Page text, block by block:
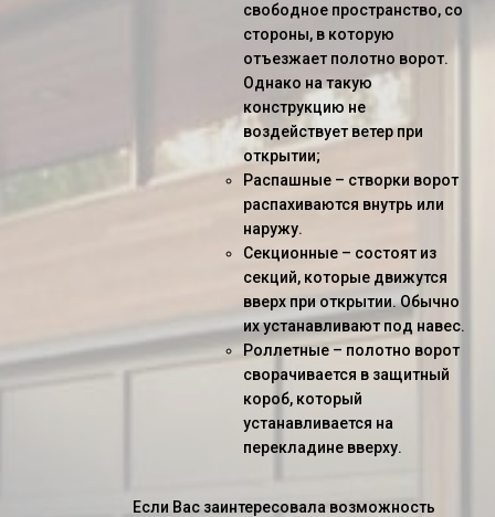
свободное пространство, со
стороны, в которую
отъезжает полотно ворот.
Однако на такую
конструкцию не
воздействует ветер при
открытии;
Распашные – створки ворот
распахиваются внутрь или
наружу.
Секционные – состоят из
секций, которые движутся
вверх при открытии. Обычно
их устанавливают под навес.
Роллетные – полотно ворот
сворачивается в защитный
короб, который
устанавливается на
перекладине вверху.
Если Вас заинтересовала возможность